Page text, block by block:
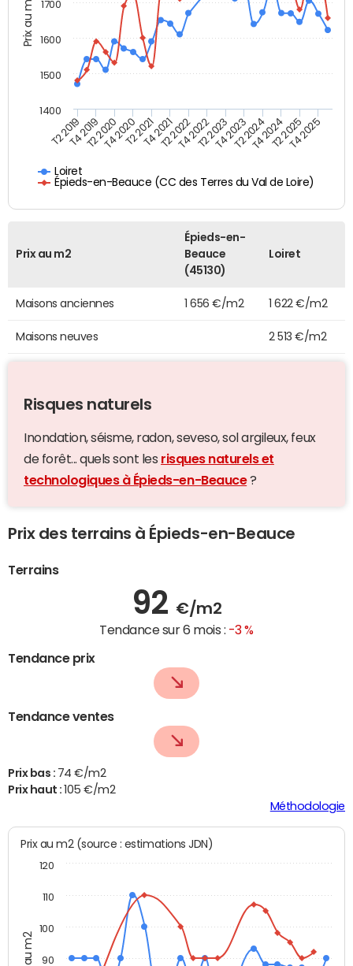
Prix au m2
Loiret
Épieds-en-Beauce (CC des Terres du Val de Loire)
T2 2019T4 2019T2 2020T4 2020T2 2021T4 2021T2 2022T4 2022T2 2023T4 2023T2 2024T4 2024T2 2025T4 2025
1400
1500
1600
1700
Prix au m2
Épieds-en-
Beauce
(45130)
Loiret
Maisons anciennes 1 656 €/m2 1 622 €/m2
Maisons neuves 2 513 €/m2
Risques naturels
Inondation, séisme, radon, seveso, sol argileux, feux
de forêt... quels sont les risques naturels et
technologiques à Épieds-en-Beauce?
Prix des terrains à Épieds-en-Beauce
Terrains
92 €/m2
Tendance sur 6 mois : -3 %
Tendance prix
Tendance ventes
Prix bas : 74 €/m2
Prix haut : 105 €/m2
Méthodologie
Prix au m2 (source : estimations JDN)
90
100
110
120